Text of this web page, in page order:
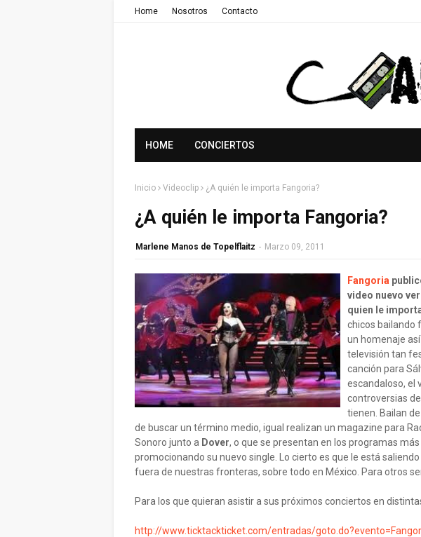
Home Nosotros Contacto
HOME CONCIERTOS
Inicio Videoclip ¿A quién le importa Fangoria?
¿A quién le importa Fangoria?
Marlene Manos de Topelflaitz - Marzo 09, 2011
Fangoria
video nuevo
quien le
chicos bailando
un homenaje
televisión tan
canción para
escandaloso, el
controversias
tienen. Bailan
de buscar un término medio, igual realizan un magazine para
Sonoro junto a Dover, o que se presentan en los programas
promocionando su nuevo single. Lo cierto es que le está
fuera de nuestras fronteras, sobre todo en México. Para otros
Para los que quieran asistir a sus próximos conciertos en
http://www.ticktackticket.com/entradas/